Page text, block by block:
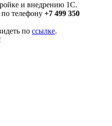
и внедрению 1С.
телефону +7 499 350
по ссылке.